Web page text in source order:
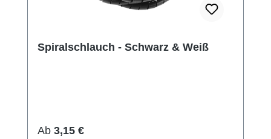
Spiralschlauch - Schwarz & Weiß
Regulärer Preis:
Ab 3,15 €